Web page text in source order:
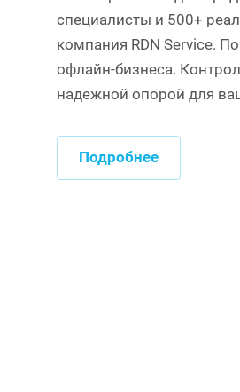
специалисты и 500+
компания RDN Service.
офлайн-бизнеса.
надежной опорой для
Подробнее